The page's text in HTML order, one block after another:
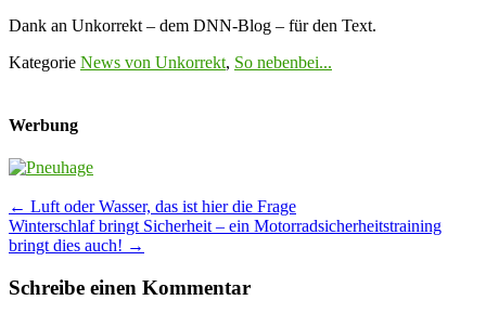
Dank an Unkorrekt – dem DNN-Blog – für den Text.
Kategorie News von Unkorrekt, So nebenbei...
Werbung
Post
navigation
← Luft oder Wasser, das ist hier die Frage
Winterschlaf bringt Sicherheit – ein Motorradsicherheitstraining
bringt dies auch! →
Schreibe einen Kommentar